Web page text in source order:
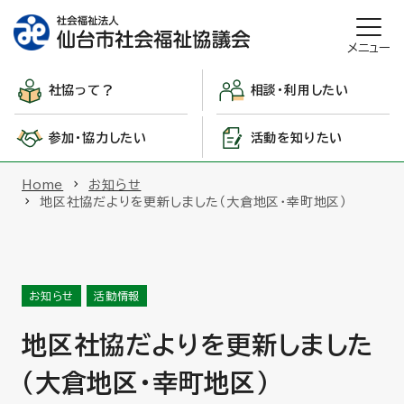
メニュー
社協って？ 相談・利用したい
参加・協力したい 活動を知りたい
Home
お知らせ
地区社協だよりを更新しました（大倉地区・幸町地区）
お知らせ 活動情報
地区社協だよりを更新しました
（大倉地区・幸町地区）